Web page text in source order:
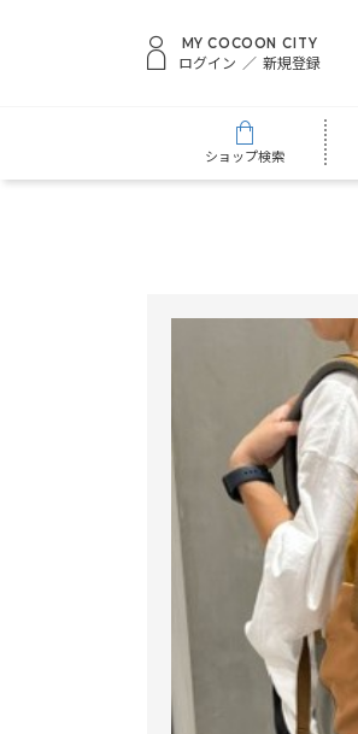
MY COCOON CITY
ログイン 新規登録
ショップ検索